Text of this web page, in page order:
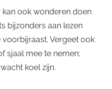
ook wonderen doen
bijzonders aan lezen
Vergeet ook
sjaal mee te nemen;
koel zijn.